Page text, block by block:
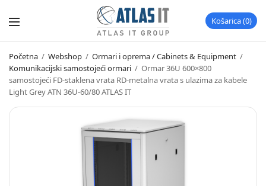
Košarica 0
Početna / Webshop / Ormari i oprema / Cabinets & Equipment /
Komunikacijski samostojeći ormari / Ormar 36U 600×800
samostojeći FD-staklena vrata RD-metalna vrata s ulazima za kabele
Light Grey ATN 36U-60/80 ATLAS IT